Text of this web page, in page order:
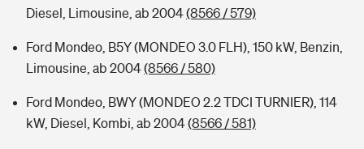
Diesel, Limousine, ab 2004(8566 / 579)
Ford Mondeo, B5Y (MONDEO 3.0 FLH), 150 kW, Benzin,
Limousine, ab 2004(8566 / 580)
Ford Mondeo, BWY (MONDEO 2.2 TDCI TURNIER), 114
kW, Diesel, Kombi, ab 2004(8566 / 581)